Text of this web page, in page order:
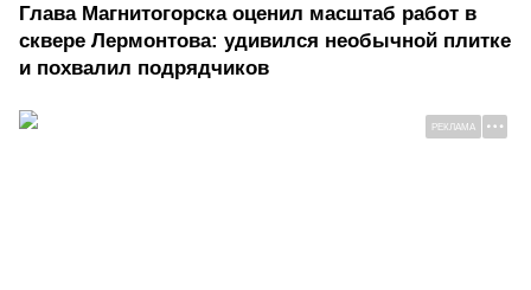
Глава Магнитогорска оценил масштаб работ в
сквере Лермонтова: удивился необычной плитке
и похвалил подрядчиков
РЕКЛАМА